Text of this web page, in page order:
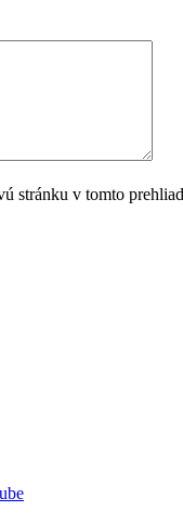
stránku v tomto